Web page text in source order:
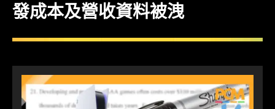
發成本及營收資料被洩